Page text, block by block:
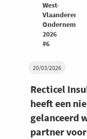
20/03/2026
Recticel
heeft een
gelanceerd
partner
West-
Vlaanderen
Ondernemers
2026
#6